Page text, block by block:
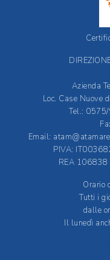
Azienda
Loc. Case Nuove
Tel.:
Email:
PIVA:
REA 106838
Orario
Tutti i
dalle
Il lunedì